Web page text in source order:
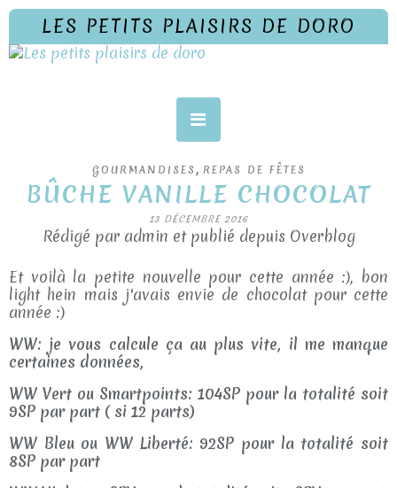
LES PETITS PLAISIRS DE DORO
GOURMANDISES , REPAS DE FÊTES
BÛCHE VANILLE CHOCOLAT
13 DÉCEMBRE 2016
Rédigé par admin et publié depuis Overblog
Et voilà la petite nouvelle pour cette année :), bon
light hein mais j'avais envie de chocolat pour cette
année :)
WW: je vous calcule ça au plus vite, il me manque
certaines données,
WW Vert ou Smartpoints: 104SP pour la totalité soit
9SP par part ( si 12 parts)
WW Bleu ou WW Liberté: 92SP pour la totalité soit
8SP par part